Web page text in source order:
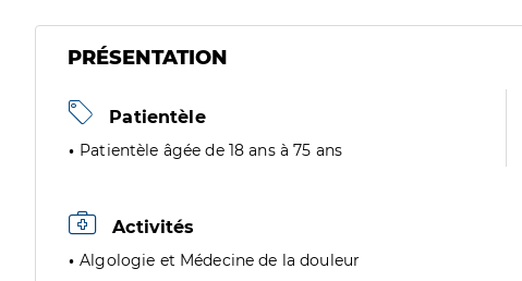
PRÉSENTATION
Patientèle
Patientèle âgée de 18 ans à 75 ans
Activités
Algologie et Médecine de la douleur